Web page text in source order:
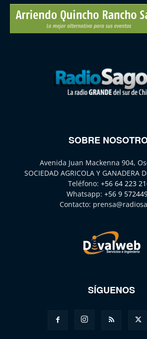
SOBRE
Avenida Juan Mackenna 904,
SOCIEDAD AGRICOLA Y GANADERA
Teléfono: +56 64 223
Whatsapp: +56 9
Contacto:
SÍGUENOS